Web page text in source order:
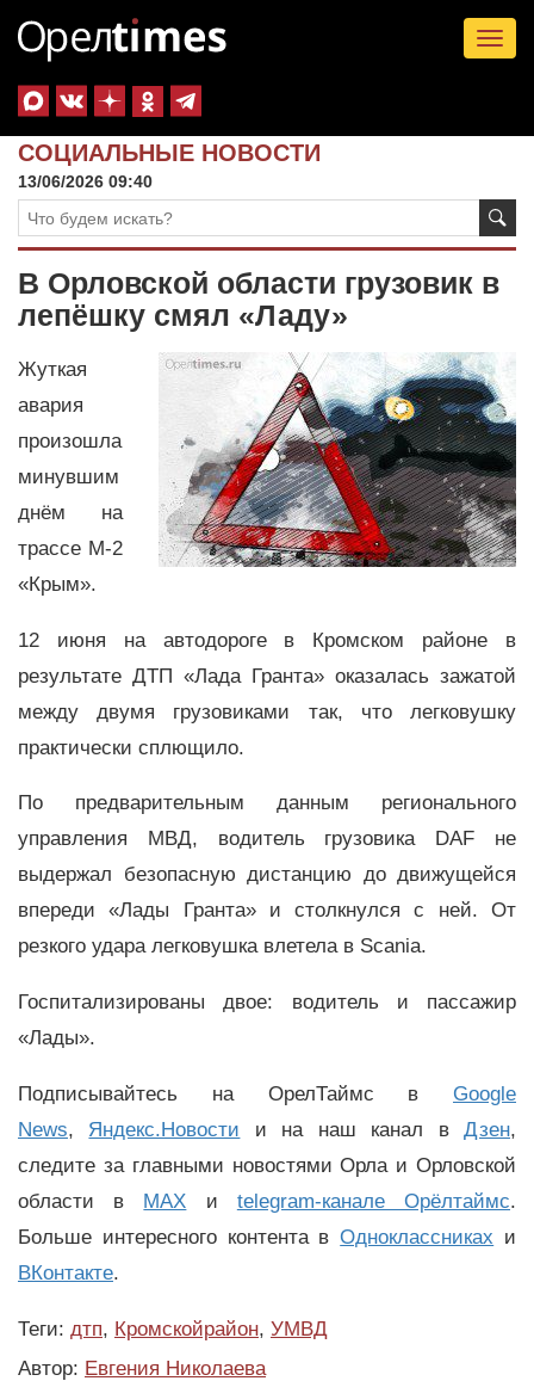
СОЦИАЛЬНЫЕ НОВОСТИ
13/06/2026 09:40
В Орловской области грузовик в
лепёшку смял «Ладу»
Жуткая
авария
произошла
минувшим
днём на
трассе М-2
«Крым».
12 июня на автодороге в Кромском районе в
результате ДТП «Лада Гранта» оказалась зажатой
между двумя грузовиками так, что легковушку
практически сплющило.
По предварительным данным регионального
управления МВД, водитель грузовика DAF не
выдержал безопасную дистанцию до движущейся
впереди «Лады Гранта» и столкнулся с ней. От
резкого удара легковушка влетела в Scania.
Госпитализированы двое: водитель и пассажир
«Лады».
Подписывайтесь на ОрелТаймс в Google
News, Яндекс.Новости и на наш канал вДзен,
следите за главными новостями Орла и Орловской
области в MAX и telegram-канале Орёлтаймс.
Больше интересного контента вОдноклассниках и
ВКонтакте.
Теги: дтп, Кромскойрайон, УМВД
Автор: Евгения Николаева